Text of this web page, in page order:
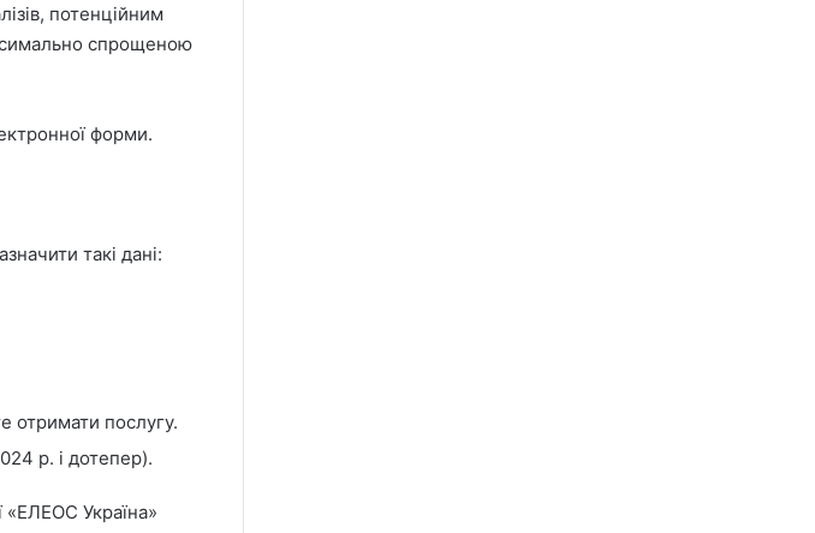
потенційним
спрощеною
форми.
такі дані:
отримати послугу.
р. і дотепер).
«ЕЛЕОС Україна»